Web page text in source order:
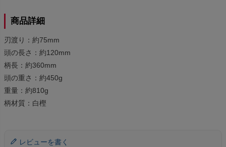
商品詳細
刃渡り：約75mm
頭の長さ：約120mm
柄長：約360mm
頭の重さ：約450g
重量：約810g
柄材質：白樫
レビューを書く